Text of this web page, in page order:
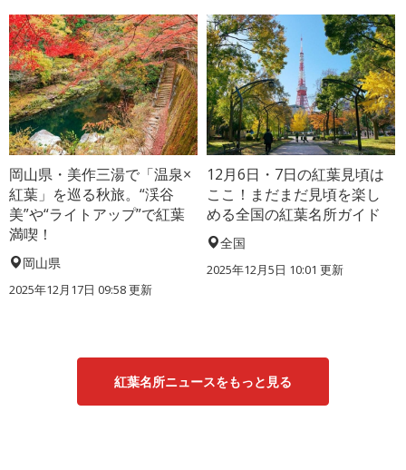
岡山県・美作三湯で「温泉×
紅葉」を巡る秋旅。“渓谷
美”や“ライトアップ”で紅葉
満喫！
岡山県
2025年12月17日 09:58 更新
12月6日・7日の紅葉見頃は
ここ！まだまだ見頃を楽し
める全国の紅葉名所ガイド
全国
2025年12月5日 10:01 更新
紅葉名所ニュースをもっと見る